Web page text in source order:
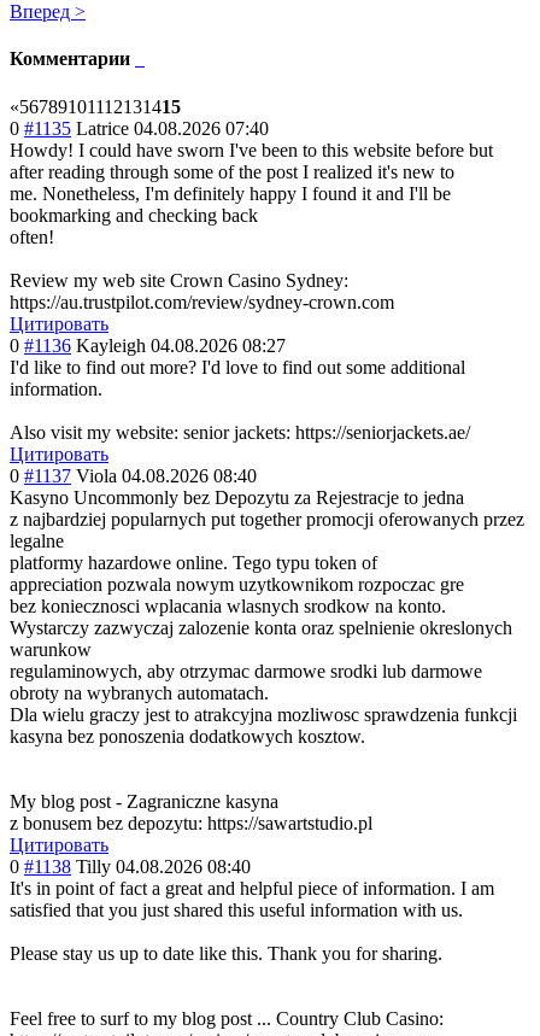
Вперед >
Комментарии
«56789101112131415
0 #1135 Latrice 04.08.2026 07:40
Howdy! I could have sworn I've been to this website before but
after reading through some of the post I realized it's new to
me. Nonetheless, I'm definitely happy I found it and I'll be
bookmarking and checking back
often!
Review my web site Crown Casino Sydney:
https://au.trustpilot.com/review/sydney-crown.com
Цитировать
0 #1136 Kayleigh 04.08.2026 08:27
I'd like to find out more? I'd love to find out some additional
information.
Also visit my website: senior jackets: https://seniorjackets.ae/
Цитировать
0 #1137 Viola 04.08.2026 08:40
Kasyno Uncommonly bez Depozytu za Rejestracje to jedna
z najbardziej popularnych put together promocji oferowanych przez
legalne
platformy hazardowe online. Tego typu token of
appreciation pozwala nowym uzytkownikom rozpoczac gre
bez koniecznosci wplacania wlasnych srodkow na konto.
Wystarczy zazwyczaj zalozenie konta oraz spelnienie okreslonych
warunkow
regulaminowych, aby otrzymac darmowe srodki lub darmowe
obroty na wybranych automatach.
Dla wielu graczy jest to atrakcyjna mozliwosc sprawdzenia funkcji
kasyna bez ponoszenia dodatkowych kosztow.
My blog post - Zagraniczne kasyna
z bonusem bez depozytu: https://sawartstudio.pl
Цитировать
0 #1138 Tilly 04.08.2026 08:40
It's in point of fact a great and helpful piece of information. I am
satisfied that you just shared this useful information with us.
Please stay us up to date like this. Thank you for sharing.
Feel free to surf to my blog post ... Country Club Casino: